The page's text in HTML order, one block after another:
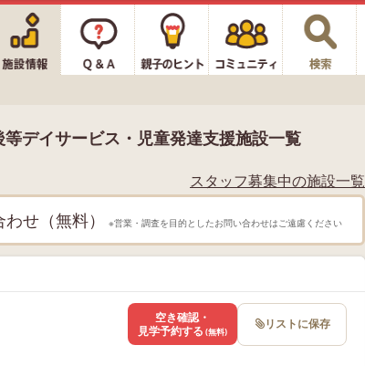
デイサービス・児童発達支援施設一覧
スタッフ募集中の施設一覧
せ（無料） ※営業・調査を目的としたお問い合わせはご遠慮ください
空き確認・
見学予約する (無料) リストに保存